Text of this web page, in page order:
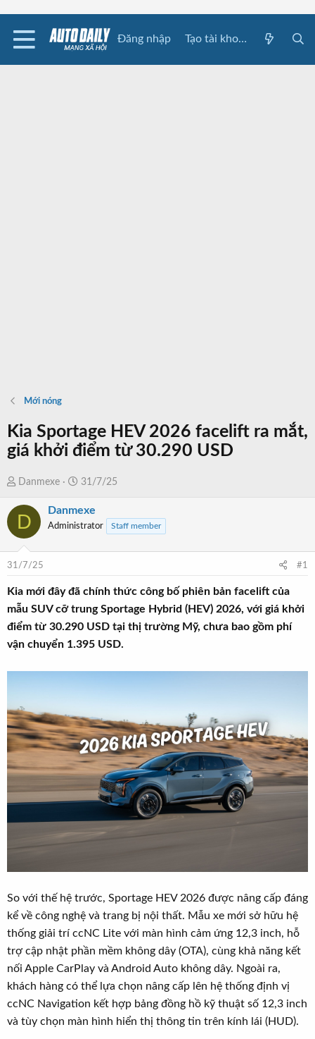
Đăng nhập Tạo tài khoản
Mới nóng
Kia Sportage HEV 2026 facelift ra mắt,
giá khởi điểm từ 30.290 USD
T
r
e
d
t
a
r
Danmexe
N
à
y
đ
ầ
u
31/7/25
D Danmexe
Administrator Staff member
31/7/25 #1
Kia mới đây đã chính thức công bố phiên bản facelift của
mẫu SUV cỡ trung Sportage Hybrid (HEV) 2026, với giá khởi
điểm từ 30.290 USD tại thị trường Mỹ, chưa bao gồm phí
vận chuyển 1.395 USD.
So với thế hệ trước, Sportage HEV 2026 được nâng cấp đáng
kể về công nghệ và trang bị nội thất. Mẫu xe mới sở hữu hệ
thống giải trí ccNC Lite với màn hình cảm ứng 12,3 inch, hỗ
trợ cập nhật phần mềm không dây (OTA), cùng khả năng kết
nối Apple CarPlay và Android Auto không dây. Ngoài ra,
khách hàng có thể lựa chọn nâng cấp lên hệ thống định vị
ccNC Navigation kết hợp bảng đồng hồ kỹ thuật số 12,3 inch
và tùy chọn màn hình hiển thị thông tin trên kính lái (HUD).